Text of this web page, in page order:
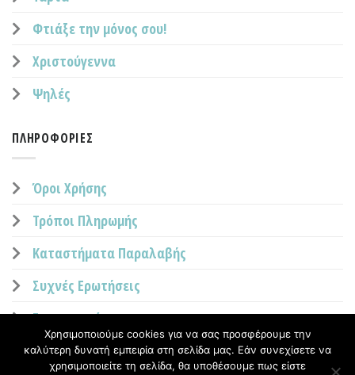
Φτιάξε την μόνος σου!
Χριστούγεννα
Ψηλές
ΠΛΗΡΟΦΟΡΊΕΣ
Όροι Χρήσης
Τρόποι Πληρωμής
Καταστήματα Παραλαβής
Συχνές Ερωτήσεις
Επικοινωνία
Χρησιμοποιούμε cookies για να σας προσφέρουμε την
καλύτερη δυνατή εμπειρία στη σελίδα μας. Εάν συνεχίσετε να
χρησιμοποιείτε τη σελίδα, θα υποθέσουμε πως είστε